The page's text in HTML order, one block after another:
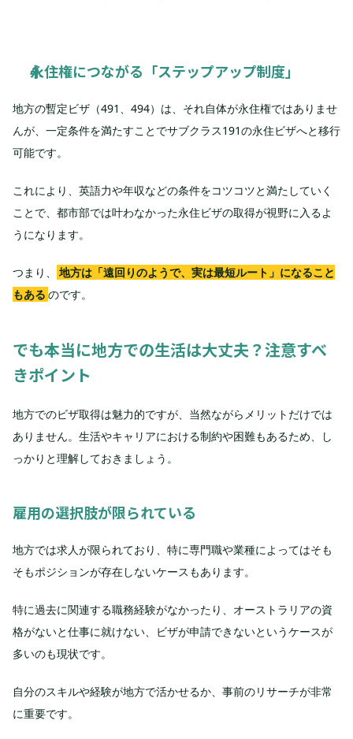
永住権につながる「ステップアップ制度」
地方の暫定ビザ（491、494）は、それ自体が永住権ではありませ
んが、一定条件を満たすことでサブクラス191の永住ビザへと移行
可能です。
これにより、英語力や年収などの条件をコツコツと満たしていく
ことで、都市部では叶わなかった永住ビザの取得が視野に入るよ
うになります。
つまり、
地方は「遠回りのようで、実は最短ルート」になること
もある のです。
でも本当に地方での生活は大丈夫？注意すべ
きポイント
地方でのビザ取得は魅力的ですが、当然ながらメリットだけでは
ありません。生活やキャリアにおける制約や困難もあるため、し
っかりと理解しておきましょう。
雇用の選択肢が限られている
地方では求人が限られており、特に専門職や業種によってはそも
そもポジションが存在しないケースもあります。
特に過去に関連する職務経験がなかったり、オーストラリアの資
格がないと仕事に就けない、ビザが申請できないというケースが
多いのも現状です。
自分のスキルや経験が地方で活かせるか、事前のリサーチが非常
に重要です。